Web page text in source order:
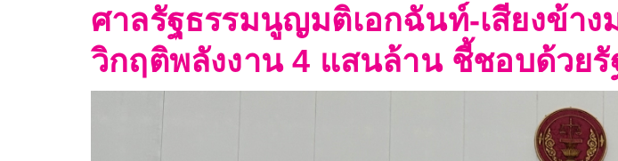
ศาลรัฐธรรมนูญมติเอกฉันท์-เสียงข้าง
วิกฤติพลังงาน 4 แสนล้าน ชี้ชอบด้วย